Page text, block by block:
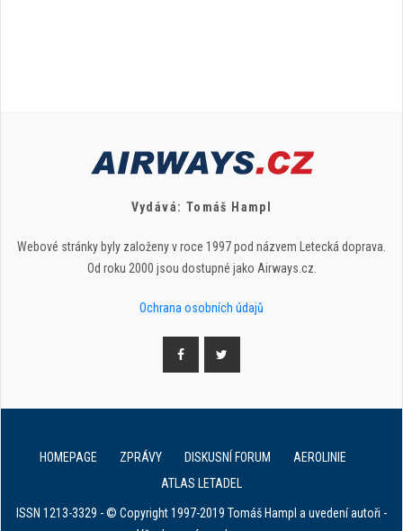
Vydává: Tomáš Hampl
Webové stránky byly založeny v roce 1997 pod názvem Letecká doprava.
Od roku 2000 jsou dostupné jako Airways.cz.
Ochrana osobních údajů
HOMEPAGE ZPRÁVY DISKUSNÍ FORUM
AEROLINIE
ATLAS LETADEL
ISSN 1213-3329 - © Copyright 1997-2019 Tomáš Hampl a uvedení autoři -